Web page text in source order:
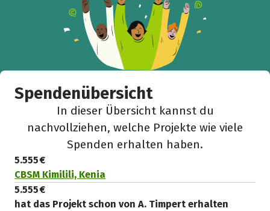
Spendenübersicht
In dieser Übersicht kannst du
nachvollziehen, welche Projekte wie viele
Spenden erhalten haben.
5.555 €
CBSM Kimilili, Kenia
5.555 €
hat das Projekt schon von A. Timpert erhalten